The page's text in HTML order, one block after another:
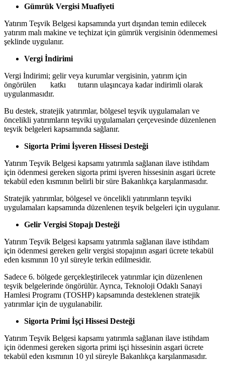
Gümrük Vergisi Muafiyeti
Yatırım Teşvik Belgesi kapsamında yurt dışından temin edilecek
yatırım malı makine ve teçhizat için gümrük vergisinin ödenmemesi
şeklinde uygulanır.
Vergi İndirimi
Vergi İndirimi; gelir veya kurumlar vergisinin, yatırım için
öngörülen katkı tutarın ulaşıncaya kadar indirimli olarak
uygulanmasıdır.
Bu destek, stratejik yatırımlar, bölgesel teşvik uygulamaları ve
öncelikli yatırımların teşviki uygulamaları çerçevesinde düzenlenen
teşvik belgeleri kapsamında sağlanır.
Sigorta Primi İşveren Hissesi Desteği
Yatırım Teşvik Belgesi kapsamı yatırımla sağlanan ilave istihdam
için ödenmesi gereken sigorta primi işveren hissesinin asgari ücrete
tekabül eden kısmının belirli bir süre Bakanlıkça karşılanmasıdır.
Stratejik yatırımlar, bölgesel ve öncelikli yatırımların teşviki
uygulamaları kapsamında düzenlenen teşvik belgeleri için uygulanır.
Gelir Vergisi Stopajı Desteği
Yatırım Teşvik Belgesi kapsamı yatırımla sağlanan ilave istihdam
için ödenmesi gereken gelir vergisi stopajının asgari ücrete tekabül
eden kısmının 10 yıl süreyle terkin edilmesidir.
Sadece 6. bölgede gerçekleştirilecek yatırımlar için düzenlenen
teşvik belgelerinde öngörülür. Ayrıca, Teknoloji Odaklı Sanayi
Hamlesi Programı (TOSHP) kapsamında desteklenen stratejik
yatırımlar için de uygulanabilir.
Sigorta Primi İşçi Hissesi Desteği
Yatırım Teşvik Belgesi kapsamı yatırımla sağlanan ilave istihdam
için ödenmesi gereken sigorta primi işçi hissesinin asgari ücrete
tekabül eden kısmının 10 yıl süreyle Bakanlıkça karşılanmasıdır.